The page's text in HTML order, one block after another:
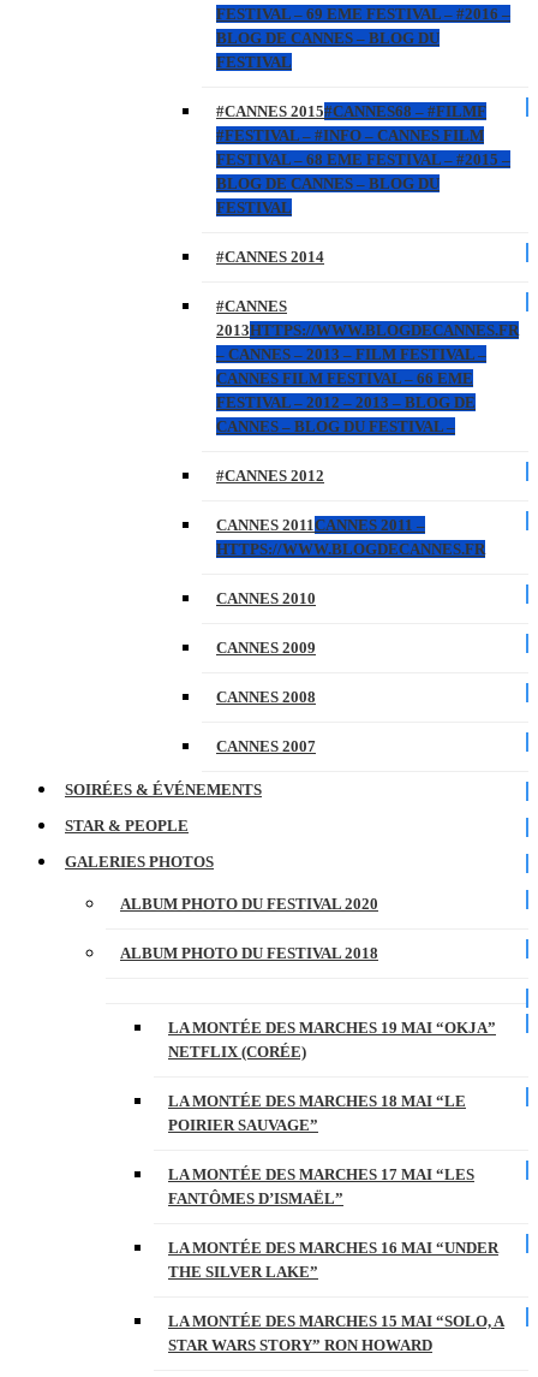
FESTIVAL – 69 EME FESTIVAL – #2016 –
BLOG DE CANNES – BLOG DU
FESTIVAL
#CANNES 2015#CANNES68 – #FILMF
#FESTIVAL – #INFO – CANNES FILM
FESTIVAL – 68 EME FESTIVAL – #2015 –
BLOG DE CANNES – BLOG DU
FESTIVAL
#CANNES 2014
#CANNES
2013HTTPS://WWW.BLOGDECANNES.FR
– CANNES – 2013 – FILM FESTIVAL –
CANNES FILM FESTIVAL – 66 EME
FESTIVAL – 2012 – 2013 – BLOG DE
CANNES – BLOG DU FESTIVAL –
#CANNES 2012
CANNES 2011CANNES 2011 –
HTTPS://WWW.BLOGDECANNES.FR
CANNES 2010
CANNES 2009
CANNES 2008
CANNES 2007
SOIRÉES & ÉVÉNEMENTS
STAR & PEOPLE
GALERIES PHOTOS
ALBUM PHOTO DU FESTIVAL 2020
ALBUM PHOTO DU FESTIVAL 2018
LA MONTÉE DES MARCHES 19 MAI “OKJA”
NETFLIX (CORÉE)
LA MONTÉE DES MARCHES 18 MAI “LE
POIRIER SAUVAGE”
LA MONTÉE DES MARCHES 17 MAI “LES
FANTÔMES D’ISMAËL”
LA MONTÉE DES MARCHES 16 MAI “UNDER
THE SILVER LAKE”
LA MONTÉE DES MARCHES 15 MAI “SOLO, A
STAR WARS STORY” RON HOWARD